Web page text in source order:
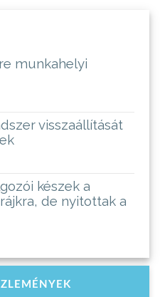
munkahelyi
visszaállítását
készek a
de nyitottak a